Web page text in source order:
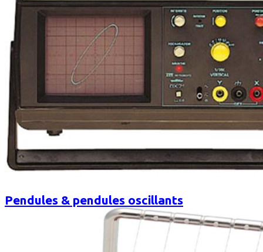
Pendules & pendules oscillants